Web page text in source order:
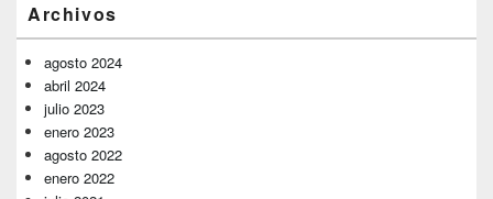
lateral
primaria
Archivos
agosto 2024
abril 2024
julio 2023
enero 2023
agosto 2022
enero 2022